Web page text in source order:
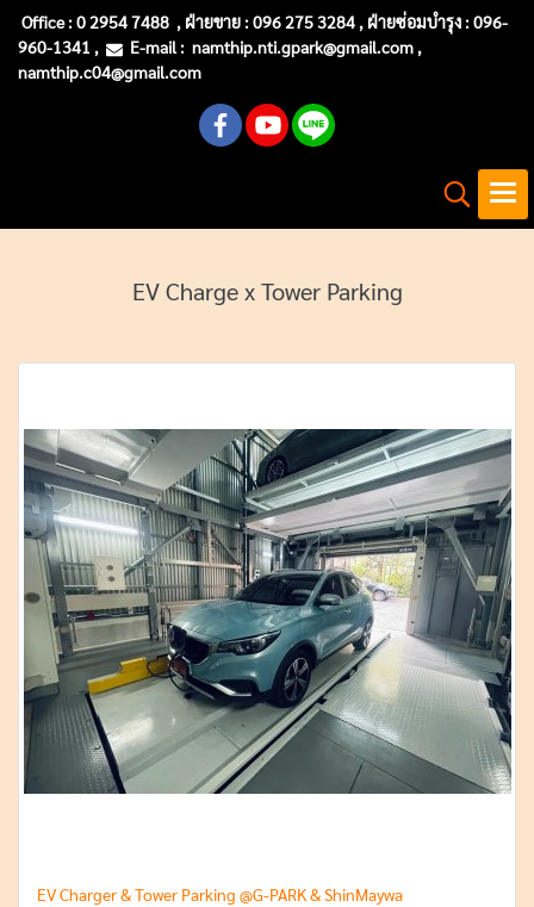
Office :0 2954 7488 , ฝ่ายขาย : 096 275 3284 , ฝ่ายซ่อมบำรุง :096-
960-1341 , E-mail : namthip.nti.gpark@gmail.com ,
namthip.c04@gmail.com
EV Charge x Tower Parking
EV Charger & Tower Parking @G-PARK & ShinMaywa